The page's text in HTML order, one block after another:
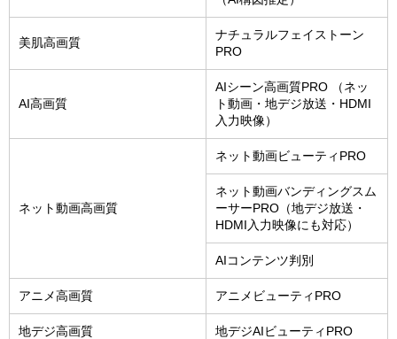
美肌高画質
ナチュラルフェイストーン
PRO
AI高画質
AIシーン高画質PRO （ネッ
ト動画・地デジ放送・HDMI
入力映像）
ネット動画高画質
ネット動画ビューティPRO
ネット動画バンディングスム
ーサーPRO（地デジ放送・
HDMI入力映像にも対応）
AIコンテンツ判別
アニメ高画質 アニメビューティPRO
地デジ高画質 地デジAIビューティPRO